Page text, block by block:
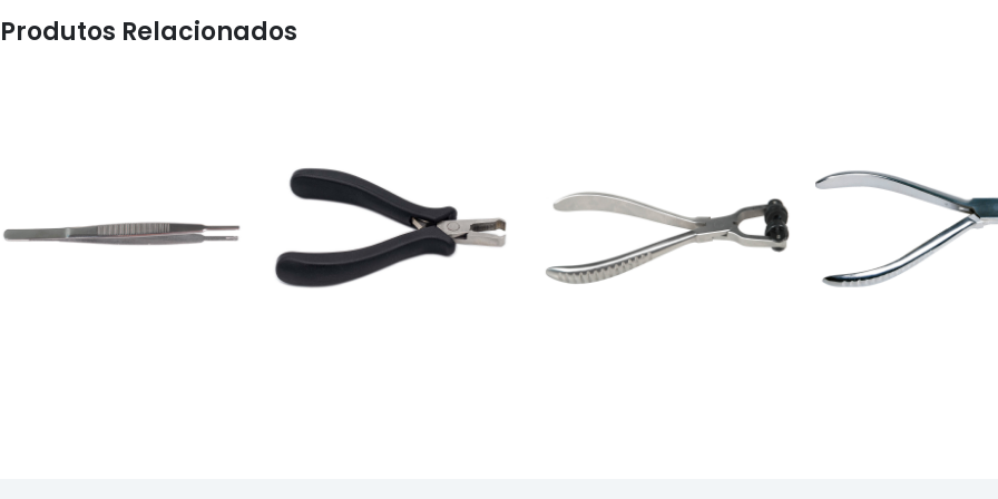
Produtos Relacionados
OFICINA
ALICATE DE CORTE -
PLA09
ALICATE DE AJUSTE
EIXO DE LENTES -
3TAB40
OFICINA
ALICATE DE
3TAB08